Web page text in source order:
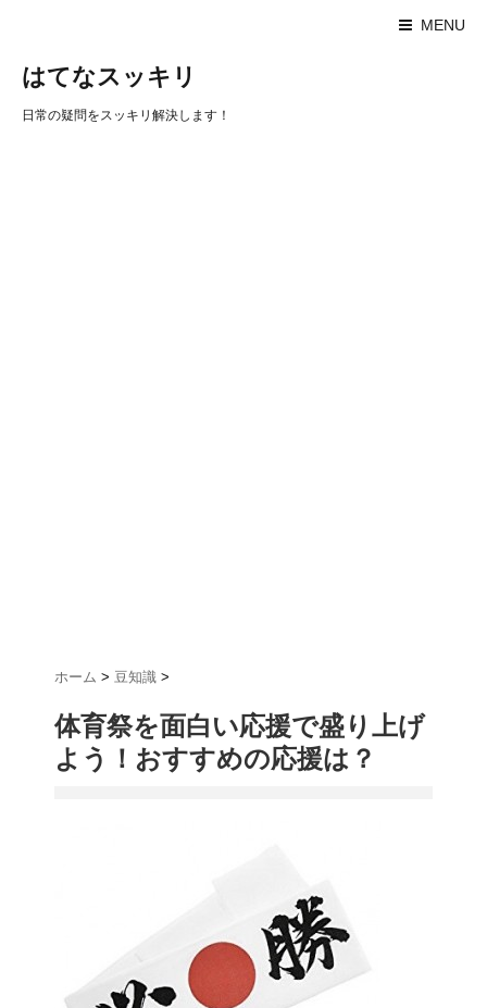
MENU
はてなスッキリ
日常の疑問をスッキリ解決します！
ホーム > 豆知識 >
体育祭を面白い応援で盛り上げ
よう！おすすめの応援は？